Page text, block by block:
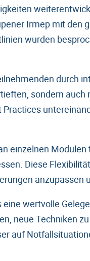
Irmep mit den
wurden
durch
sondern
einzelnen
Diese
anzupassen
wertvolle
neue Techniken
auf